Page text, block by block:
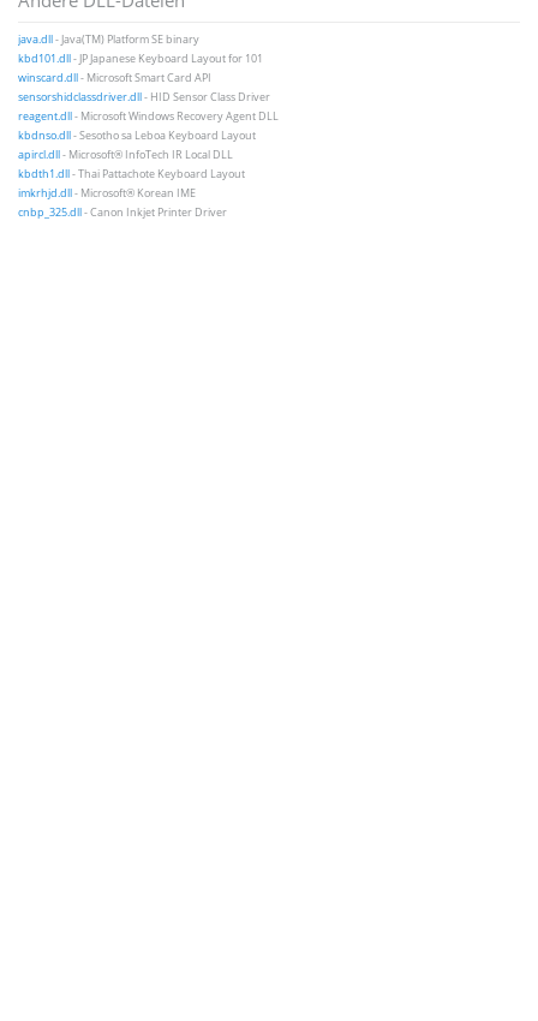
java.dll- Java(TM) Platform SE binary
kbd101.dll- JP Japanese Keyboard Layout for 101
winscard.dll- Microsoft Smart Card API
sensorshidclassdriver.dll- HID Sensor Class Driver
reagent.dll- Microsoft Windows Recovery Agent DLL
kbdnso.dll- Sesotho sa Leboa Keyboard Layout
apircl.dll- Microsoft® InfoTech IR Local DLL
kbdth1.dll- Thai Pattachote Keyboard Layout
imkrhjd.dll- Microsoft® Korean IME
cnbp_325.dll- Canon Inkjet Printer Driver